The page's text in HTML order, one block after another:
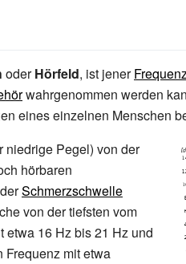
oderHörfeld, ist jener
wahrgenommen werden
eines einzelnen Menschen
niedrige Pegel) von der
hörbaren
Schmerzschwelle
von der tiefsten vom
etwa 16 Hz bis 21 Hz und
Frequenz mit etwa